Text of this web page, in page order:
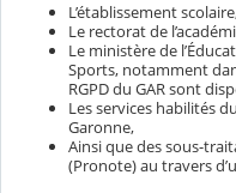
L’établissement
Le rectorat de
Le ministère de
Sports, notamment
RGPD du GAR sont
Les services habilités
Garonne,
Ainsi que des sous-
(Pronote) au travers